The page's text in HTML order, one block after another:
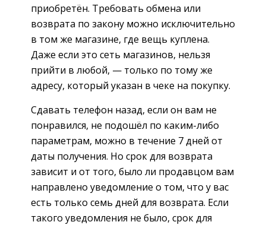
приобретён. Требовать обмена или
возврата по закону можно исключительно
в том же магазине, где вещь куплена.
Даже если это сеть магазинов, нельзя
прийти в любой, — только по тому же
адресу, который указан в чеке на покупку.
Сдавать телефон назад, если он вам не
понравился, не подошёл по каким-либо
параметрам, можно в течение 7 дней от
даты получения. Но срок для возврата
зависит и от того, было ли продавцом вам
направлено уведомление о том, что у вас
есть только семь дней для возврата. Если
такого уведомления не было, срок для